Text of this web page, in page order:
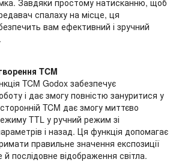
Завдяки простому натисканню, щоб
спалаху на місце, ця
вам ефективний і зручний
TCM
TCM Godox забезпечує
і дає змогу повністю зануритися у
TCM дає змогу миттєво
TTL у ручний режим зі
і назад. Ця функція допомагає
правильне значення експозиції
й послідовне відображення світла.